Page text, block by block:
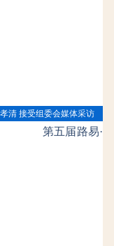
清 接受组委会媒体采访
届路易·乐